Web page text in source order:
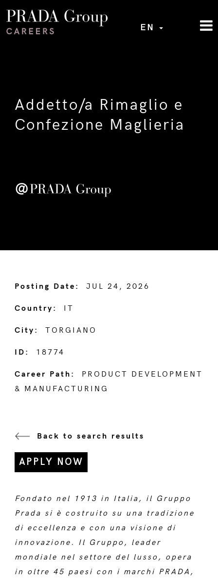
EN
Addetto/a Rimaglio e
Confezione Maglieria
Posting Date: JUL 24, 2026
Country: IT
City: TORGIANO
ID: 18774
Career Path: PRODUCT DEVELOPMENT
& MANUFACTURING
APPLY NOW
Back to search results
Fondato nel 1913 in Italia, il Gruppo
Prada si è costruito su una tradizione
di eccellenza e con una visione di
innovazione. Il Gruppo, leader
mondiale nel settore del lusso, opera
in oltre 45 paesi con i marchi PRADA,